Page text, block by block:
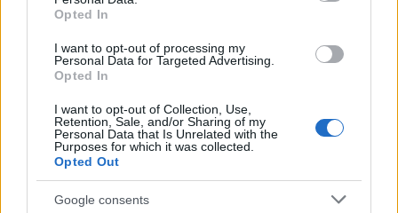
Opted In
I want to opt-out of processing my
Personal Data for Targeted Advertising.
Opted In
I want to opt-out of Collection, Use,
Retention, Sale, and/or Sharing of my
Personal Data that Is Unrelated with the
Purposes for which it was collected.
Opted Out
Google consents
műemlékfelújítás
Történelmi táj, amelynek minden köve mesél –
megújul a tatai Angolkert
A projekt részeként megújulnak a területen található
műemlékek, köztük a különleges Műromok, valamint a közeli
Várkanyarban álló Nepomuki Szent János híd és szobor is.